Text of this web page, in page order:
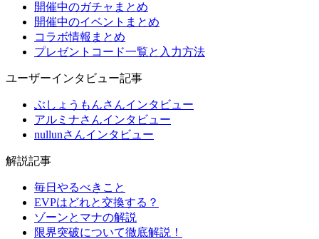
開催中のガチャまとめ
開催中のイベントまとめ
コラボ情報まとめ
プレゼントコード一覧と入力方法
ユーザーインタビュー記事
ぶしょうもんさんインタビュー
アルミナさんインタビュー
nullunさんインタビュー
解説記事
毎日やるべきこと
EVPはどれと交換する？
ゾーンとマナの解説
限界突破について徹底解説！